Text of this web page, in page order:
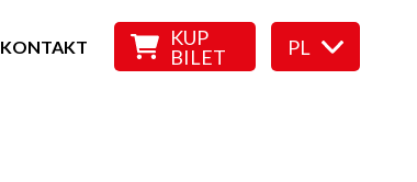
KONTAKT
KUP
BILET
PL